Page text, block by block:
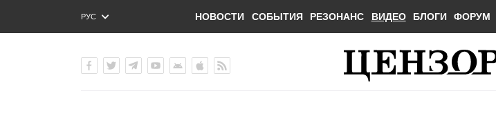
РУС
ENG
НОВОСТИ СОБЫТИЯ РЕЗОНАНС ВИДЕО БЛОГИ ФОРУМ